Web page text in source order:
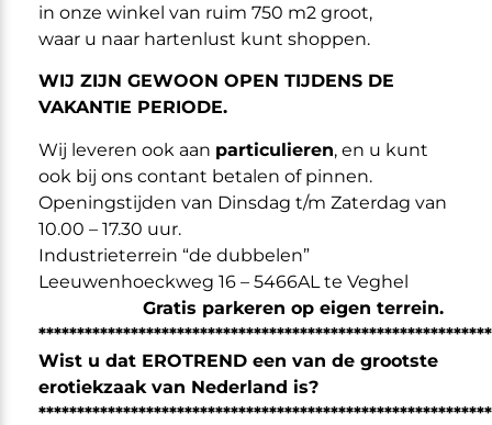
Specificaties
1 kg
Omschrijving
Dekbed hoeslaken van glanzend lak zwart.
Heerlijk gladde, glimmende dekbed-hoeslaken, voor
sexy fetish-gevoel!!
Afwasbaar, met instop -deel.
Maat: ca. 135 x 200 cm.
in onze winkel van ruim 750 m2 groot,
waar u naar hartenlust kunt shoppen.
WIJ ZIJN GEWOON OPEN TIJDENS DE
VAKANTIE PERIODE.
Wij leveren ook aan particulieren, en u kunt
ook bij ons contant betalen of pinnen.
Openingstijden van Dinsdag t/m Zaterdag van
10.00 – 17.30 uur.
Industrieterrein “de dubbelen”
Leeuwenhoeckweg 16 – 5466AL te Veghel
Gratis parkeren op eigen terrein.
Wist u dat EROTREND een van de grootste
erotiekzaak van Nederland is?